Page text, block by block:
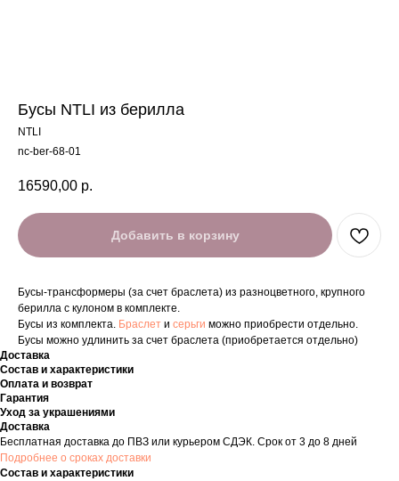
Бусы NTLI из берилла
NTLI
nc-ber-68-01
16590,00 р.
Добавить в корзину
Бусы-трансформеры (за счет браслета) из разноцветного, крупного
берилла с кулоном в комплекте.
Бусы из комплекта. Браслет и серьги можно приобрести отдельно.
Бусы можно удлинить за счет браслета (приобретается отдельно)
Доставка
Состав и характеристики
Оплата и возврат
Гарантия
Уход за украшениями
Доставка
Бесплатная доставка до ПВЗ или курьером СДЭК. Срок от 3 до 8 дней
Подробнее о сроках доставки
Состав и характеристики